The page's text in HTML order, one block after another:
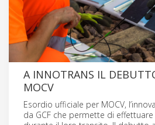
A INNOTRANS IL
MOCV
Esordio ufficiale per MOCV,
da GCF che permette di